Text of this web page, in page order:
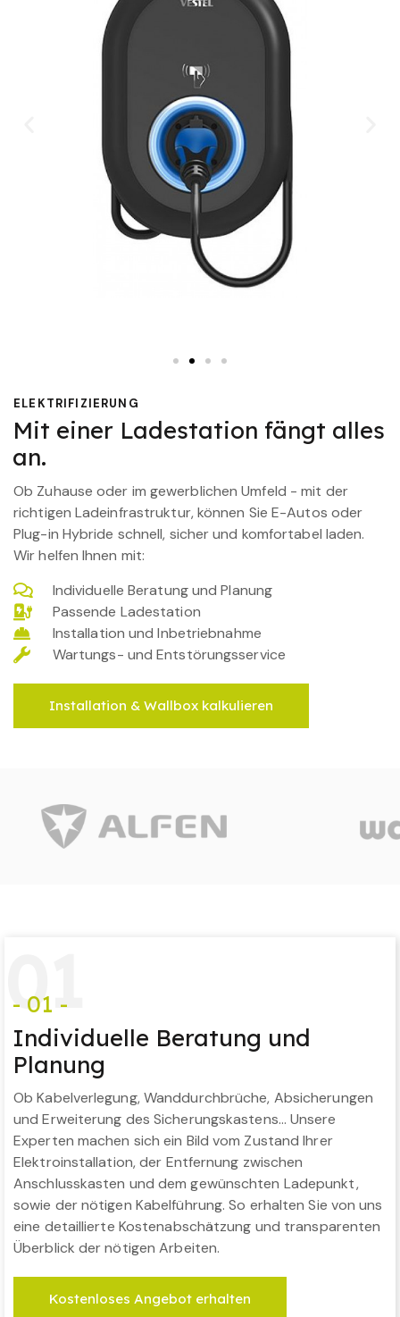
ELEKTRIFIZIERUNG
Mit einer Ladestation fängt alles
an.
Ob Zuhause oder im gewerblichen Umfeld - mit der
richtigen Ladeinfrastruktur, können Sie E-Autos oder
Plug-in Hybride schnell, sicher und komfortabel laden.
Wir helfen Ihnen mit:
Individuelle Beratung und Planung
Passende Ladestation
Installation und Inbetriebnahme
Wartungs- und Entstörungsservice
Installation & Wallbox kalkulieren
01
- 01 -
Individuelle Beratung und
Planung
Ob Kabelverlegung, Wanddurchbrüche, Absicherungen
und Erweiterung des Sicherungskastens… Unsere
Experten machen sich ein Bild vom Zustand Ihrer
Elektroinstallation, der Entfernung zwischen
Anschlusskasten und dem gewünschten Ladepunkt,
sowie der nötigen Kabelführung. So erhalten Sie von uns
eine detaillierte Kostenabschätzung und transparenten
Überblick der nötigen Arbeiten.
Kostenloses Angebot erhalten